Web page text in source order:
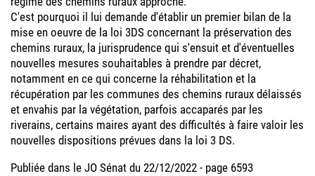
C'est pourquoi il lui demande d'établir un premier bilan de la
mise en oeuvre de la loi 3DS concernant la préservation des
chemins ruraux, la jurisprudence qui s'ensuit et d'éventuelles
nouvelles mesures souhaitables à prendre par décret,
notamment en ce qui concerne la réhabilitation et la
récupération par les communes des chemins ruraux délaissés
et envahis par la végétation, parfois accaparés par les
riverains, certains maires ayant des difficultés à faire valoir les
nouvelles dispositions prévues dans la loi 3 DS.
Publiée dans le JO Sénat du 22/12/2022 - page 6593